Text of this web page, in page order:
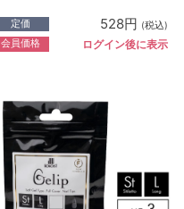
定価 528円 (税込)
会員価格 ログイン後に表示